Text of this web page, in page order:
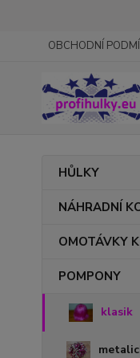
OBCHODNÍ
HŮLKY
NÁHRADNÍ
OMOTÁVKY
POMPONY
klasik